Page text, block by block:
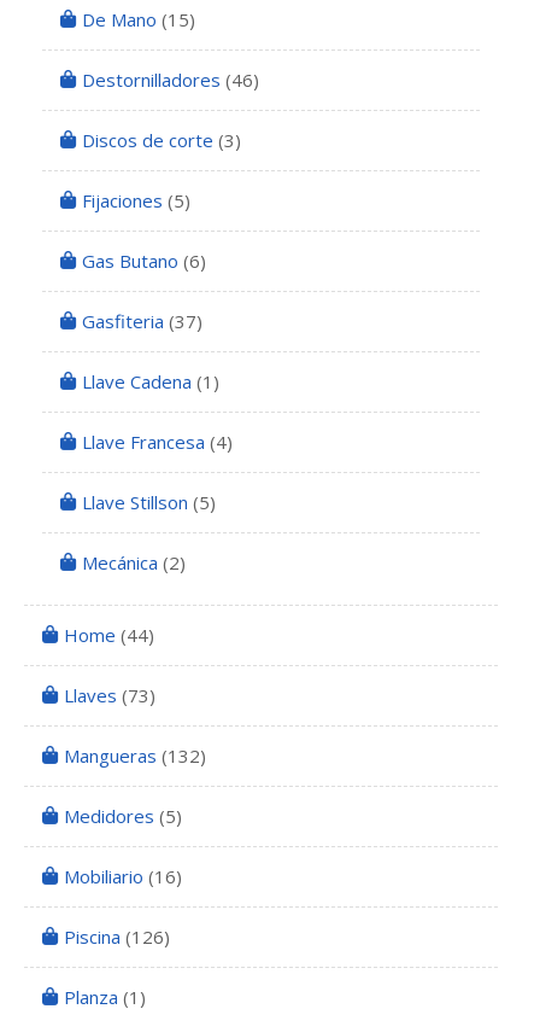
De Mano (15)
Destornilladores (46)
Discos de corte (3)
Fijaciones (5)
Gas Butano (6)
Gasfiteria (37)
Llave Cadena (1)
Llave Francesa (4)
Llave Stillson (5)
Mecánica (2)
Home (44)
Llaves (73)
Mangueras (132)
Medidores (5)
Mobiliario (16)
Piscina (126)
Planza (1)